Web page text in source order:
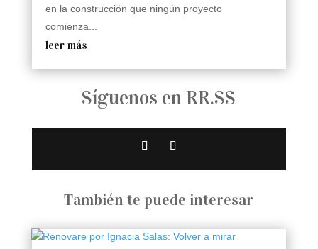
en la construcción que ningún proyecto
comienza...
leer más
Síguenos en RR.SS
También te puede interesar